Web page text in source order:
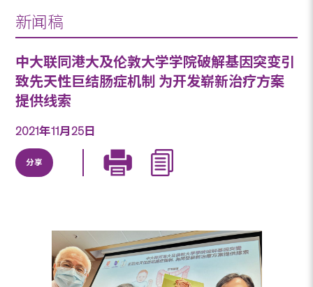
新闻稿
中大联同港大及伦敦大学学院破解基因突变引
致先天性巨结肠症机制 为开发崭新治疗方案
提供线索
2021年11月25日
分享